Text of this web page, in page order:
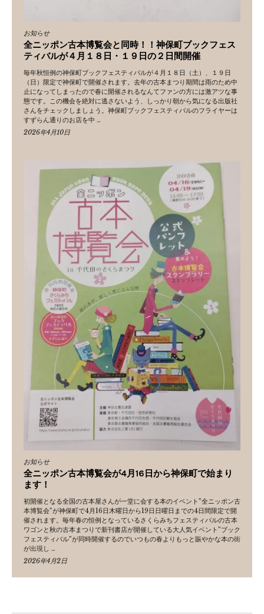
お知らせ
全ニッポン古本博覧会と同時！！神保町ブックフェス
ティバルが４月１８日・１９日の２日間開催
毎年秋恒例の神保町ブックフェスティバルが４月１８日（土）、１９日
（日）限定で神保町で開催されます。去年の古本まつり期間は雨のため中
止になってしまったので春に開催されるなんてファンの方には激アツな事
態です。この機会を絶対に逃さないよう、しっかり朝から気になる出版社
さんをチェックしましょう。神保町ブックフェスティバルのフライヤーは
すずらん通りのお店を中 …
2026年4月10日
お知らせ
全ニッポン古本博覧会が4月16日から神保町で始まり
ます！
初開催となる全国の古本屋さんが一堂に会する本のイベント”全ニッポン古
本博覧会”が神保町で4月16日木曜日から19日日曜日までの4日間限定で開
催されます。毎年春の恒例となっているさくらみちフェスティバルの古本
ワゴンと秋の古本まつりで新刊書店が開催している大人気イベント”ブック
フェスティバル”が同時開催するのでいつもの春よりもっと賑やかな本の街
が出現し …
2026年4月2日